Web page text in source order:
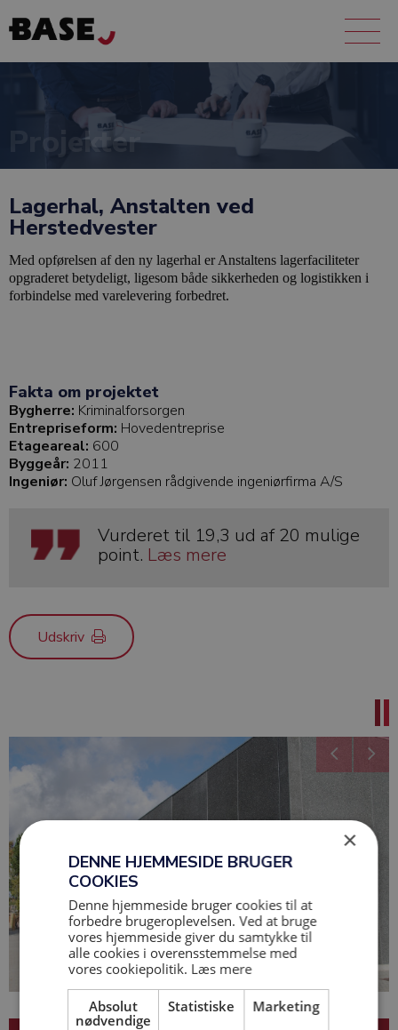
Projekter
Lagerhal, Anstalten ved
Herstedvester
Med opførelsen af den ny lagerhal er Anstaltens lagerfaciliteter
opgraderet betydeligt, ligesom både sikkerheden og logistikken i
forbindelse med varelevering forbedret.
Fakta om projektet
Bygherre: Kriminalforsorgen
Entrepriseform: Hovedentreprise
Etageareal: 600
Byggeår: 2011
Ingeniør: Oluf Jørgensen rådgivende ingeniørfirma A/S
Vurderet til 19,3 ud af 20 mulige
point. Læs mere
Udskriv
×
DENNE HJEMMESIDE BRUGER
COOKIES
Denne hjemmeside bruger cookies til at
forbedre brugeroplevelsen. Ved at bruge
vores hjemmeside giver du samtykke til
alle cookies i overensstemmelse med
vores cookiepolitik. Læs mere
Absolut
nødvendige
Statistiske Marketing